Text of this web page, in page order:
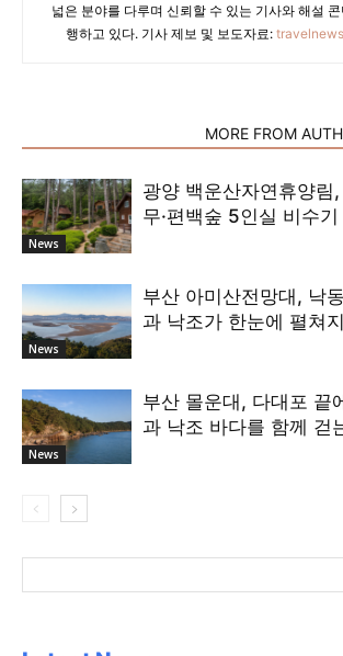
넓은 분야를 다루며 신뢰할 수 있는 기사와 해설
행하고 있다. 기사 제보 및 보도자료:
MORE FROM
News
광양 백운산자연휴양
무·편백숲 5인실 비수
News
부산 아미산전망대, 낙
과 낙조가 한눈에 펼쳐
News
부산 몰운대, 다대포 끝
과 낙조 바다를 함께 걷